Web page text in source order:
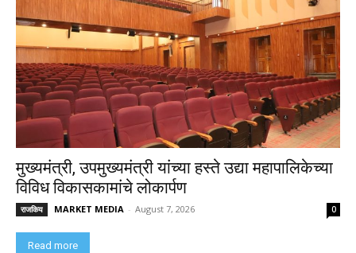
मुख्यमंत्री, उपमुख्यमंत्री यांच्या हस्ते उद्या महापालिकेच्या
विविध विकासकामांचे लोकार्पण
राजकिय MARKET MEDIA - August 7, 2026 0
Read more